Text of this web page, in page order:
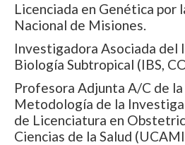
Licenciada en Genética por
Nacional de Misiones.
Investigadora Asociada del
Biología Subtropical (IBS,
Profesora Adjunta A/C de
Metodología de la
de Licenciatura en
Ciencias de la Salud